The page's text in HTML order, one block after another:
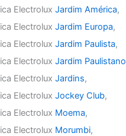
ElectroluxJardim América,
ElectroluxJardim Europa,
ElectroluxJardim Paulista,
ElectroluxJardim Paulistano
ElectroluxJardins,
ElectroluxJockey Club,
Electrolux Moema,
Electrolux Morumbi,